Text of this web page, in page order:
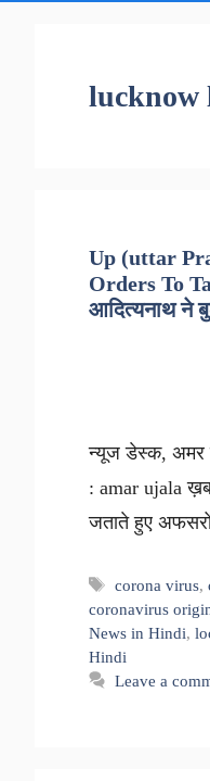
lucknow
Up (uttar
Orders To
आदित्यनाथ ने
न्यूज डेस्क, अमर
: amar ujala
जताते हुए
Tags
corona virus,
coronavirus
News in Hindi,
Hindi
Leave a